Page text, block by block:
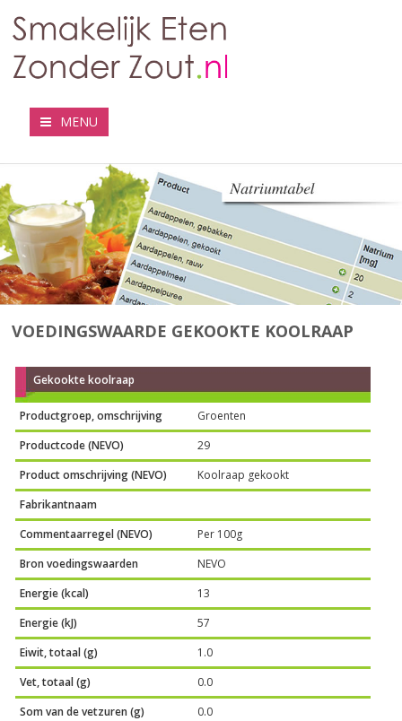
MENU
VOEDINGSWAARDE GEKOOKTE KOOLRAAP
Gekookte koolraap
Productgroep, omschrijving
Groenten
Productcode (NEVO)
29
Product omschrijving (NEVO)
Koolraap gekookt
Fabrikantnaam
Commentaarregel (NEVO)
Per 100g
Bron voedingswaarden
NEVO
Energie (kcal)
13
Energie (kJ)
57
Eiwit, totaal (g)
1.0
Vet, totaal (g)
0.0
Som van de vetzuren (g)
0.0